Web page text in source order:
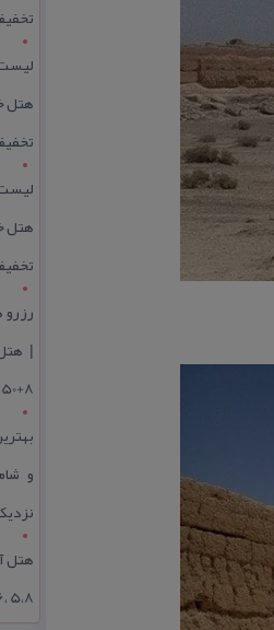
8+50% تخفیف
و
نزدیک
5،8 ،16 | تا 90 % تخفیف